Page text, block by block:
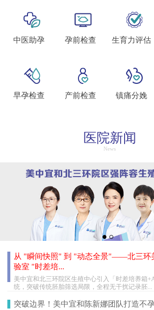
中医助孕 孕前检查 生育力评估
早孕检查 产前检查 镇痛分娩
医院新闻
News
从 "瞬间快照" 到 "动态全景"——北三环
验室 "时差培...
美中宜和北三环院区生殖中心引入「时差培养箱
统，突破传统胚胎筛选局限，全程无干扰记录胚...
突破边界！美中宜和陈新娜团队打造不